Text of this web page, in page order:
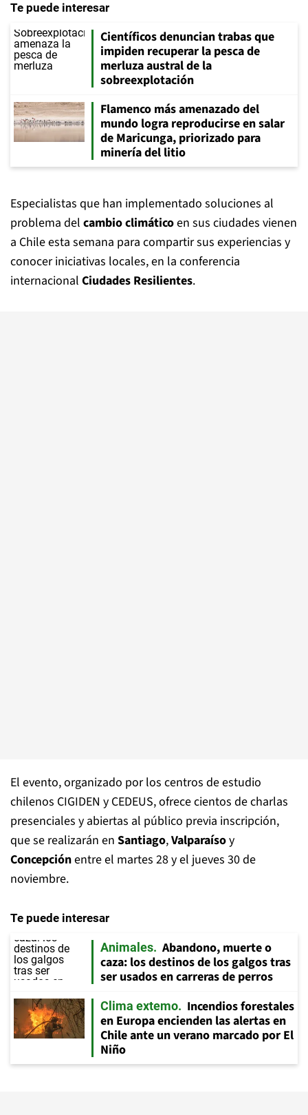
Te puede interesar
Científicos denuncian trabas que
impiden recuperar la pesca de
merluza austral de la
sobreexplotación
Flamenco más amenazado del
mundo logra reproducirse en salar
de Maricunga, priorizado para
minería del litio
Especialistas que han implementado soluciones al
problema del cambio climáticoen sus ciudades vienen
a Chile esta semana para compartir sus experiencias y
conocer iniciativas locales, en la conferencia
internacional Ciudades Resilientes.
El evento, organizado por los centros de estudio
chilenos CIGIDEN y CEDEUS, ofrece cientos de charlas
presenciales y abiertas al público previa inscripción,
que se realizarán en Santiago,Valparaísoy
Concepciónentre el martes 28 y el jueves 30 de
noviembre.
Te puede interesar
Animales
Abandono, muerte o
caza: los destinos de los galgos tras
ser usados en carreras de perros
Clima extemo
Incendios forestales
en Europa encienden las alertas en
Chile ante un verano marcado por El
Niño